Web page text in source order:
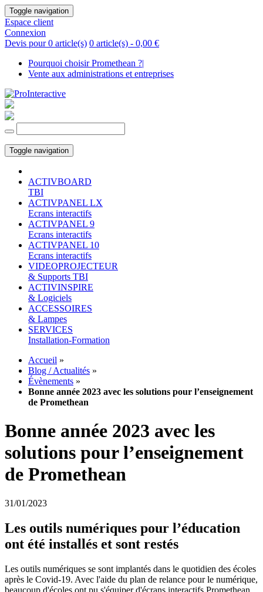
Toggle navigation
Espace client
Connexion
Devis pour 0 article(s) 0 article(s) - 0,00 €
Pourquoi choisir Promethean ?|
Vente aux administrations et entreprises
Toggle navigation
ACTIVBOARD
TBI
ACTIVPANEL LX
Ecrans interactifs
ACTIVPANEL 9
Ecrans interactifs
ACTIVPANEL 10
Ecrans interactifs
VIDEOPROJECTEUR
& Supports TBI
ACTIVINSPIRE
& Logiciels
ACCESSOIRES
& Lampes
SERVICES
Installation-Formation
Accueil »
Blog / Actualités »
Évènements »
Bonne année 2023 avec les solutions pour l’enseignement
de Promethean
Bonne année 2023 avec les
solutions pour l’enseignement
de Promethean
31/01/2023
Les outils numériques pour l’éducation
ont été installés et sont restés
Les outils numériques se sont implantés dans le quotidien des écoles
après le Covid-19. Avec l'aide du plan de relance pour le numérique,
beaucoup d'écoles ont pu s'équiper d'écrans interactifs Promethean